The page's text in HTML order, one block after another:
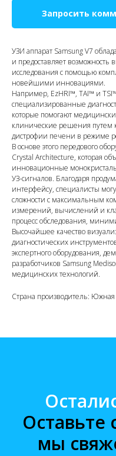
Запросить
УЗИ аппарат Samsung V7
и предоставляет
исследования с помощью
новейшими инновациями.
Например, EzHRI™, TAI™ и
специализированные
которые помогают
клинические решения путем
дистрофии печени в режиме
В основе этого передового
Crystal Architecture, которая
инновационные
УЗ-сигналов. Благодаря
интерфейсу, специалисты
сложности с максимальным
измерений, вычислений и
процесс обследования,
Высочайшее качество
диагностических
экспертного оборудования,
разработчиков Samsung
медицинских технологий.
Страна производитель: Южная
Оставьте
мы